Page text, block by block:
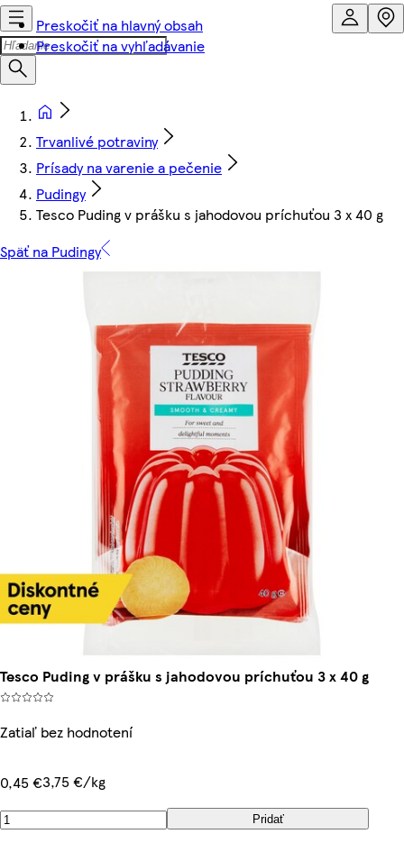
Preskočiť na hlavný obsah
Preskočiť na vyhľadávanie
Trvanlivé potraviny
Prísady na varenie a pečenie
Pudingy
Tesco Puding v prášku s jahodovou príchuťou 3 x 40 g
Späť na Pudingy
Tesco Puding v prášku s jahodovou príchuťou 3 x 40 g
Zatiaľ bez hodnotení
0,45 €3,75 €/kg
Pridať